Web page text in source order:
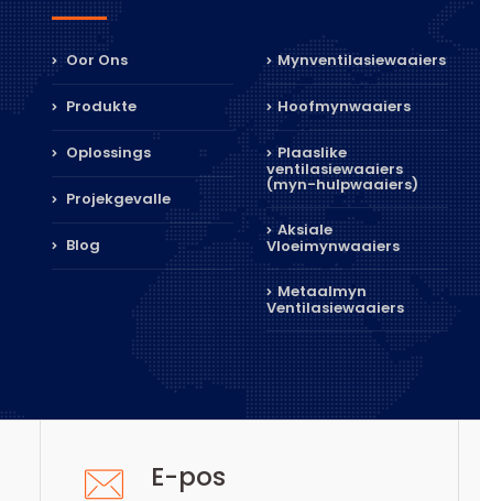
Oor Ons
Produkte
Oplossings
Projekgevalle
Blog
Mynventilasiewaaiers
Hoofmynwaaiers
Plaaslike
ventilasiewaaiers
(myn-hulpwaaiers)
Aksiale
Vloeimynwaaiers
Metaalmyn
Ventilasiewaaiers
E-pos